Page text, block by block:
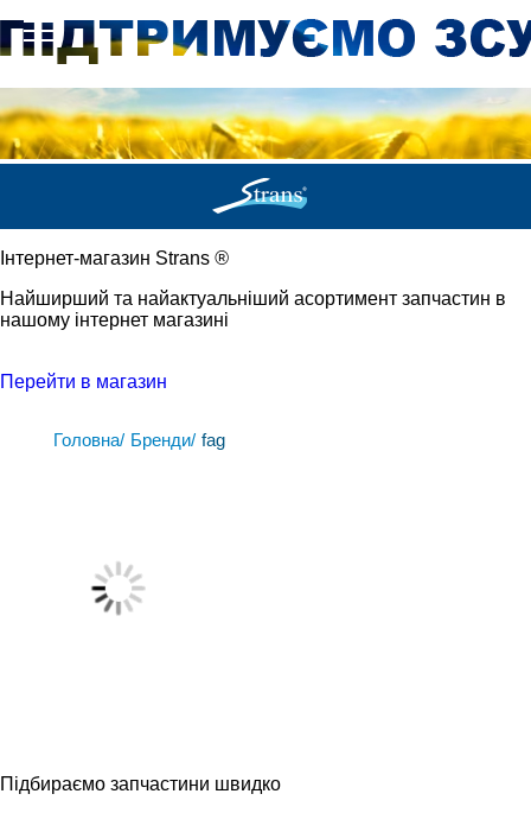
Iнтернет-магазин Strans ®
Найширший та найактуальніший асортимент запчастин в
нашому інтернет магазині
Перейти в магазин
Головна/ Бренди/ fag
Підбираємо запчастини швидко